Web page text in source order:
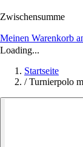
Zwischensumme
Meinen Warenkorb
Loading...
Startseite
/ Turnierpolo